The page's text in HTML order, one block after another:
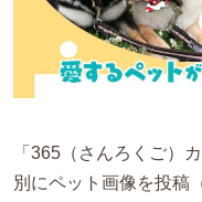
「365（さんろくご）
別にペット画像を投稿